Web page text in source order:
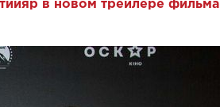
в новом трейлере фильма